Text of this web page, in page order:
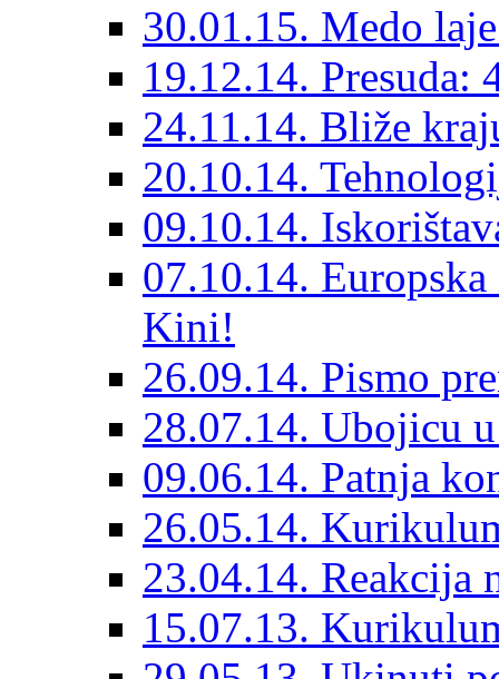
30.01.15. Medo
19.12.14. Presuda:
24.11.14. Bliže
20.10.14.
09.10.14.
07.10.14.
Kini!
26.09.14. Pismo
28.07.14. Ubojicu
09.06.14. Patnja
26.05.14.
23.04.14. Reakcija
15.07.13.